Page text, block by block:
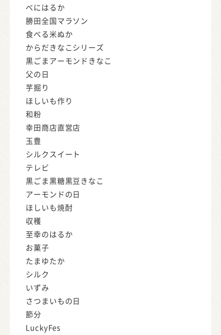
べにはるか
勝田全国マラソン
食べる米ぬか
からだきなこシリーズ
黒ごまアーモンドきなこ
父の日
芋掘り
ほしいも作り
和粉
幸田商店直営店
玉豊
シルクスイート
テレビ
黒ごま黒糖黒豆きなこ
アーモンドの日
ほしいも焼酎
収穫
至幸のはるか
お菓子
たまゆたか
シルク
いずみ
さつまいもの日
節分
LuckyFes